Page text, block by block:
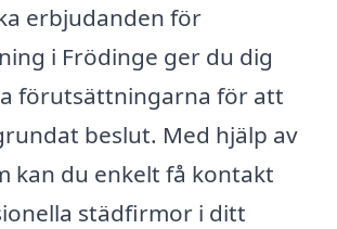
erbjudanden för
i Frödinge ger du dig
förutsättningarna för att
beslut. Med hjälp av
kan du enkelt få kontakt
städfirmor i ditt